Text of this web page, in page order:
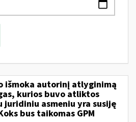
išmoka autorinį atlyginimą
kurios buvo atliktos
juridiniu asmeniu yra susiję
bus taikomas GPM